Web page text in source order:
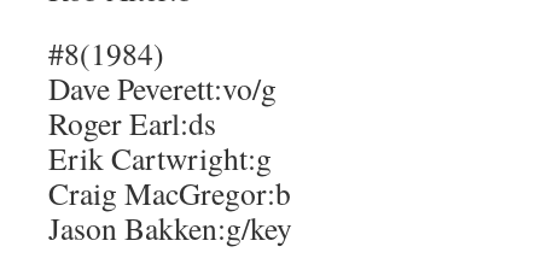
#8(1984)
Dave Peverett:vo/g
Roger Earl:ds
Erik Cartwright:g
Craig MacGregor:b
Jason Bakken:g/key